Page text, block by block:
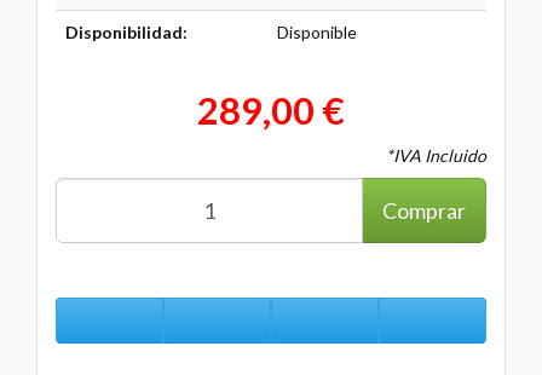
Disponibilidad: Disponible
289,00 €
*IVA Incluido
Comprar